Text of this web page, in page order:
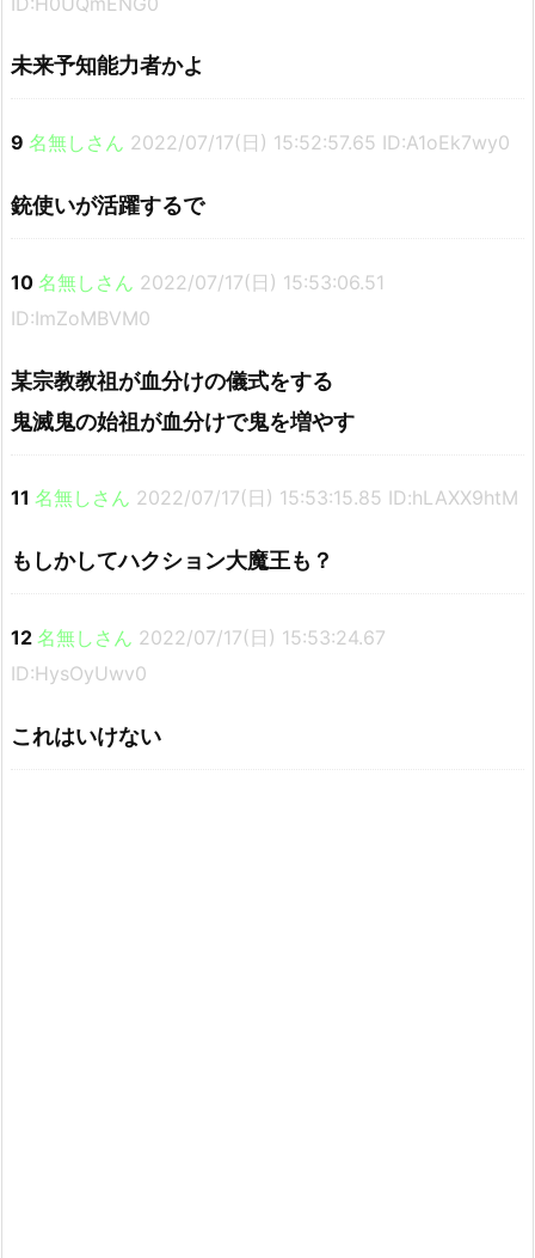
未来予知能力者かよ
9 名無しさん 2022/07/17(日) 15:52:57.65 ID:A1oEk7wy0
銃使いが活躍するで
10 名無しさん 2022/07/17(日) 15:53:06.51
ID:ImZoMBVM0
某宗教教祖が血分けの儀式をする
鬼滅鬼の始祖が血分けで鬼を増やす
11 名無しさん 2022/07/17(日) 15:53:15.85 ID:hLAXX9htM
もしかしてハクション大魔王も？
12 名無しさん 2022/07/17(日) 15:53:24.67
ID:HysOyUwv0
これはいけない